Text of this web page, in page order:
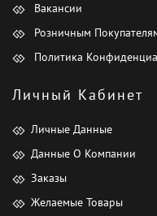
Вакансии
Розничным
Политика
Личный Кабинет
Личные Данные
Данные О Компании
Заказы
Желаемые Товары